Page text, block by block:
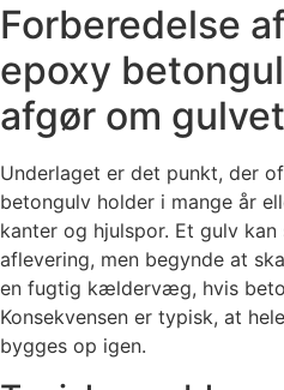
Forberedelse
epoxy
afgør om
Underlaget er det punkt, der
betongulv holder i mange år
kanter og hjulspor. Et gulv
aflevering, men begynde at
en fugtig kældervæg, hvis
Konsekvensen er typisk, at
bygges op igen.